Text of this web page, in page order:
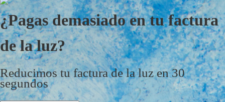
¿Pagas demasiado en tu factura
de la luz?
Reducimos tu factura de la luz en 30
segundos